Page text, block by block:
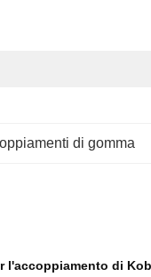
di gomma
l'accoppiamento di